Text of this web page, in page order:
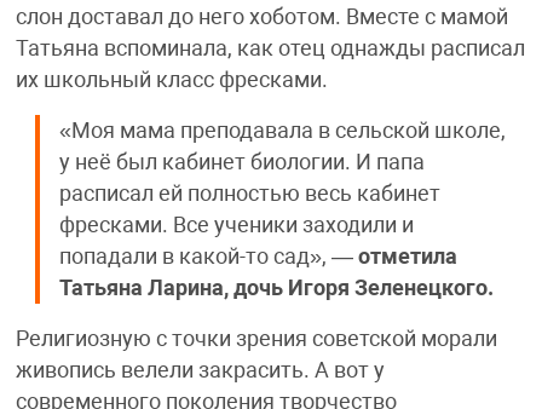
слон доставал до него хоботом. Вместе с мамой
Татьяна вспоминала, как отец однажды расписал
их школьный класс фресками.
«Моя мама преподавала в сельской школе,
у неё был кабинет биологии. И папа
расписал ей полностью весь кабинет
фресками. Все ученики заходили и
попадали в какой-то сад», — отметила
Татьяна Ларина, дочь Игоря Зеленецкого.
Религиозную с точки зрения советской морали
живопись велели закрасить. А вот у
современного поколения творчество